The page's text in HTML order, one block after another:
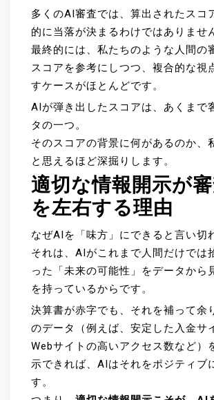
多くのAI審査では、算出されたスコ
的に当落が決まるわけではありませ
最終的には、私たちのような人間の
スコアを参考にしつつ、複合的な視
すケースがほとんどです。
AIが弾き出したスコアは、あくまで
タの一つ。
そのスコアの背景に何があるのか、
と思えるほど深掘りします。
適切な情報開示が
を左右する理由
なぜAIを「味方」にできると言い切
それは、AIがこれまで人間だけでは
った「未来の可能性」をデータから
を持っているからです。
決算書が赤字でも、それを補って余
のデータ（例えば、安定した入金サ
Webサイトの高いアクセス数など）
示できれば、AIはそれをポジティブ
す。